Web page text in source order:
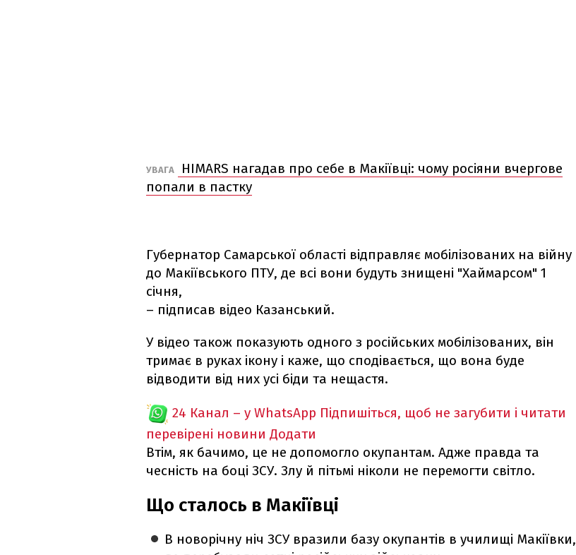
УВАГА
HIMARS нагадав про себе в Макіївці: чому росіяни вчергове
попали в пастку
Губернатор Самарської області відправляє мобілізованих на війну
до Макіївського ПТУ, де всі вони будуть знищені "Хаймарсом" 1
січня,
– підписав відео Казанський.
У відео також показують одного з російських мобілізованих, він
тримає в руках ікону і каже, що сподівається, що вона буде
відводити від них усі біди та нещастя.
24 Канал – у WhatsApp Підпишіться, щоб не загубити і читати
перевірені новини Додати
Втім, як бачимо, це не допомогло окупантам. Адже правда та
чесність на боці ЗСУ. Злу й пітьмі ніколи не перемогти світло.
Що сталось в Макіївці
В новорічну ніч ЗСУ вразили базу окупантів в училищі Макіївки,